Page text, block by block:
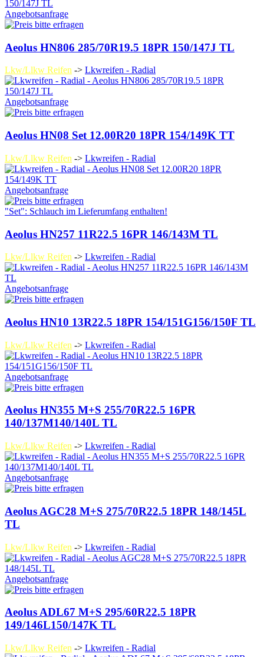
Angebotsanfrage
Aeolus HN806 285/70R19.5 18PR 150/147J TL
Lkw/Llkw Reifen -> Lkwreifen - Radial
Angebotsanfrage
Aeolus HN08 Set 12.00R20 18PR 154/149K TT
Lkw/Llkw Reifen -> Lkwreifen - Radial
Angebotsanfrage
"Set": Schlauch im Lieferumfang enthalten!
Aeolus HN257 11R22.5 16PR 146/143M TL
Lkw/Llkw Reifen -> Lkwreifen - Radial
Angebotsanfrage
Aeolus HN10 13R22.5 18PR 154/151G156/150F TL
Lkw/Llkw Reifen -> Lkwreifen - Radial
Angebotsanfrage
Aeolus HN355 M+S 255/70R22.5 16PR
140/137M140/140L TL
Lkw/Llkw Reifen -> Lkwreifen - Radial
Angebotsanfrage
Aeolus AGC28 M+S 275/70R22.5 18PR 148/145L
TL
Lkw/Llkw Reifen -> Lkwreifen - Radial
Angebotsanfrage
Aeolus ADL67 M+S 295/60R22.5 18PR
149/146L150/147K TL
Lkw/Llkw Reifen -> Lkwreifen - Radial